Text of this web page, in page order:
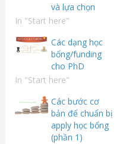
và lựa chọn
In "Start here"
Các dạng học
bổng/funding
cho PhD
In "Start here"
Các bước cơ
bản để chuẩn bị
apply học bổng
(phần 1)